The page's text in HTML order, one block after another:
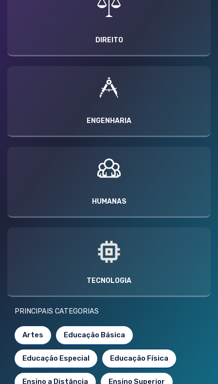
DIREITO
ENGENHARIA
HUMANAS
TECNOLOGIA
PRINCIPAIS CATEGORIAS
Artes Educação Básica
Educação Especial Educação Física
Ensino a Distância Ensino Superior